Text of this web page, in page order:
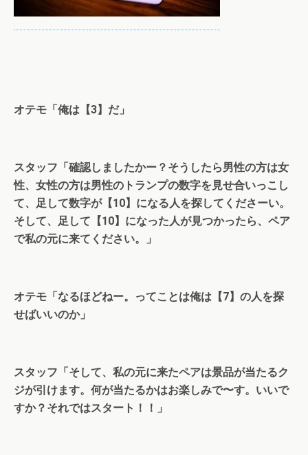
オテモ「俺は【3】だ」
スタッフ「確認しましたかー？そうしたら男性の方は女
性、女性の方は男性のトランプの数字を見せ合いっこし
て、足して数字が【10】になる人を探してくださーい。
そして、足して【10】になった人が見つかったら、ペア
で私の元に来てください。」
オテモ「なるほどねー。ってことは俺は【7】の人を探
せばいいのか」
スタッフ「そして、私の元に来たペアは景品が当たるク
ジが引けます。何が当たるかはお楽しみで〜す。いいで
すか？それではスタート！！」